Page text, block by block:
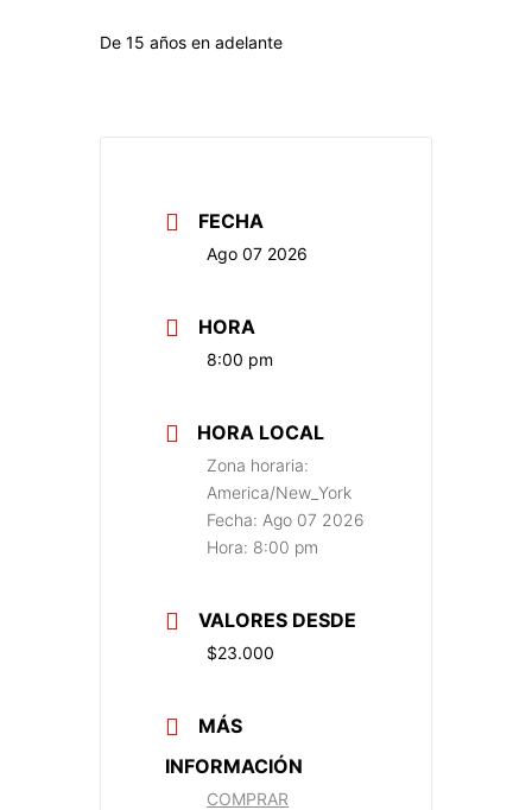
De 15 años en adelante
FECHA
Ago 07 2026
HORA
8:00 pm
HORA LOCAL
Zona horaria:
America/New_York
Fecha: Ago 07 2026
Hora: 8:00 pm
VALORES DESDE
$23.000
MÁS
INFORMACIÓN
COMPRAR